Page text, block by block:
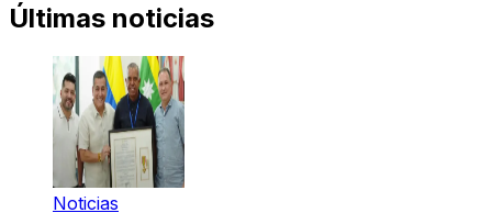
Últimas noticias
Noticias